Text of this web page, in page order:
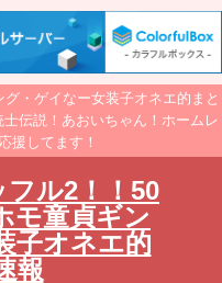
・ゲイなー女装子オネエ的まと
伝説！あおいちゃん！ホームレ
援してます！
ル2！！50
モ童貞ギン
子オネエ的
報